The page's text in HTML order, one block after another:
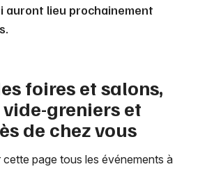
auront lieu prochainement
foires et salons,
greniers et
de chez vous
page tous les événements à